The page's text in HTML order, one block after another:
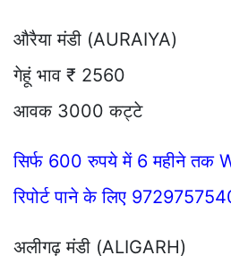
औरैया मंडी (AURAIYA)
गेहूं भाव ₹ 2560
आवक 3000 कट्टे
सिर्फ 600 रुपये में 6 महीने तक
रिपोर्ट पाने के लिए
अलीगढ़ मंडी (ALIGARH)